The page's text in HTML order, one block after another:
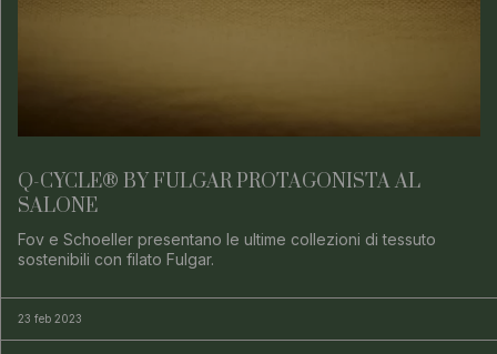
Q-CYCLE® BY FULGAR PROTAGONISTA AL
SALONE
Fov e Schoeller presentano le ultime collezioni di tessuto
sostenibili con filato Fulgar.
23 feb 2023